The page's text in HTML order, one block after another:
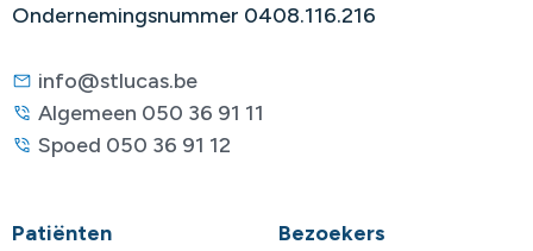
Ondernemingsnummer 0408.116.216
info@stlucas.be
Algemeen 050 36 91 11
Spoed 050 36 91 12
Patiënten Bezoekers